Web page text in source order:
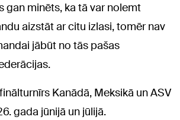
gan minēts, ka tā var nolemt
aizstāt ar citu izlasi, tomēr nav
jābūt no tās pašas
Kanādā, Meksikā un ASV
gada jūnijā un jūlijā.